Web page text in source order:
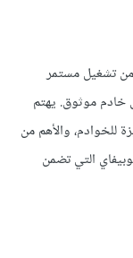
تشغيل مستمر
خادم موثوق. يهتم
للخوادم، والأهم من
التي تضمن